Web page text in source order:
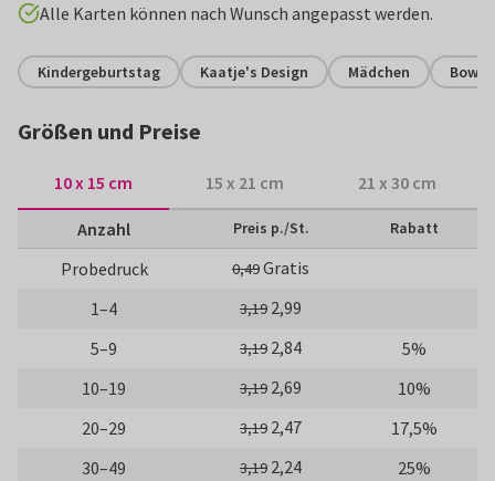
Alle Karten können nach Wunsch angepasst werden.
Kindergeburtstag Kaatje's Design Mädchen
Größen und Preise
10 x 15 cm 15 x 21 cm 21 x 30 cm
Anzahl Preis p./St. Rabatt
Probedruck 0,49Gratis
1–4
3,19 2,99
5–9
3,19 2,84
5%
10–19
3,19 2,69
10%
20–29
3,19 2,47
17,5%
30–49
3,19 2,24
25%